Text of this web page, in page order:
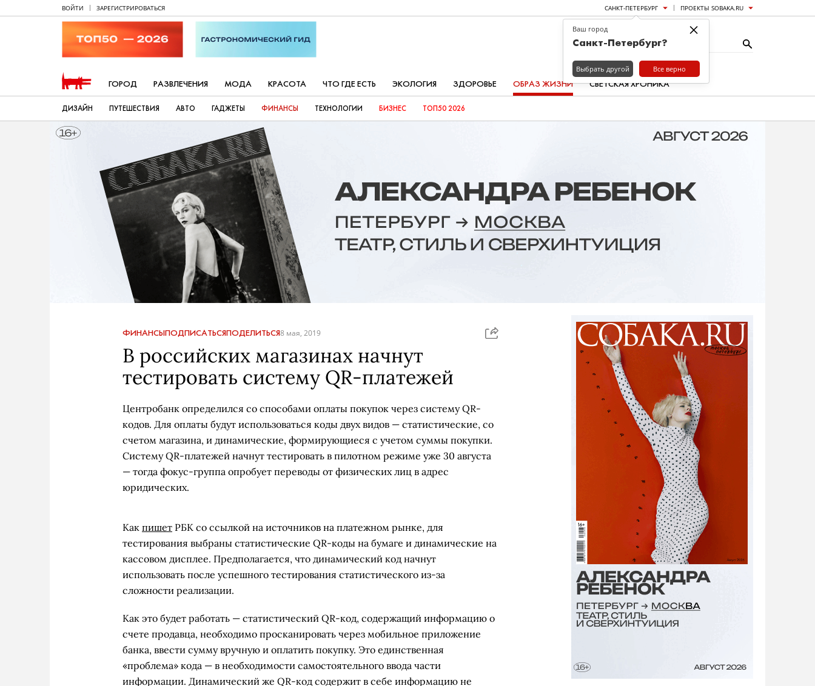
ВОЙТИ ЗАРЕГИСТРИРОВАТЬСЯ САНКТ-ПЕТЕРБУРГ ПРОЕКТЫ SOBAKA.RU
ГОРОД РАЗВЛЕЧЕНИЯ МОДА КРАСОТА ЧТО ГДЕ ЕСТЬ ЭКОЛОГИЯ ЗДОРОВЬЕ ОБРАЗ ЖИЗНИ СВЕТСКАЯ ХРОНИКА
ДИЗАЙН ПУТЕШЕСТВИЯ АВТО ГАДЖЕТЫ ФИНАНСЫ ТЕХНОЛОГИИ БИЗНЕС ТОП50 2026
ФИНАНСЫПОДПИСАТЬСЯПОДЕЛИТЬСЯ8 мая, 2019
В российских магазинах начнут
тестировать систему QR-платежей
Центробанк определился со способами оплаты покупок через систему QR-
кодов. Для оплаты будут использоваться коды двух видов — статистические, со
счетом магазина, и динамические, формирующиеся с учетом суммы покупки.
Систему QR-платежей начнут тестировать в пилотном режиме уже 30 августа
— тогда фокус-группа опробует переводы от физических лиц в адрес
юридических.
Как пишет РБК со ссылкой на источников на платежном рынке, для
тестирования выбраны статистические QR-коды на бумаге и динамические на
кассовом дисплее. Предполагается, что динамический код начнут
использовать после успешного тестирования статистического из-за
сложности реализации.
Как это будет работать — статистический QR-код, содержащий информацию о
счете продавца, необходимо просканировать через мобильное приложение
банка, ввести сумму вручную и оплатить покупку. Это единственная
«проблема» кода — в необходимости самостоятельного ввода части
информации. Динамический же QR-код содержит в себе информацию не
×
Ваш город
Санкт-Петербург?
Выбрать другой Все верно